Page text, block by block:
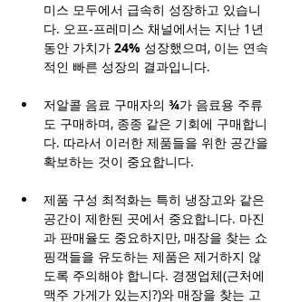
미스 모두에서 급속히 성장하고 있습니
다. 오프-프레미스 채널에서는 지난 1년
동안 가치가 24% 성장했으며, 이는 연속
적인 빠른 성장의 결과입니다.
저알콜 음료 구매자의 ¾가 음료용 주류
도 구매하며, 종종 같은 기회에 구매합니
다. 따라서 이러한 제품들을 위한 공간을
확보하는 것이 중요합니다.
제품 구성 최적화는 특히 냉장고와 같은
공간이 제한된 곳에서 중요합니다. 마진
과 판매율도 중요하지만, 매장을 찾는 쇼
핑객들을 유도하는 제품은 제거하지 않
도록 주의해야 합니다. 경쟁업체(근처에
맥주 가게가 있는지?)와 매장을 찾는 고